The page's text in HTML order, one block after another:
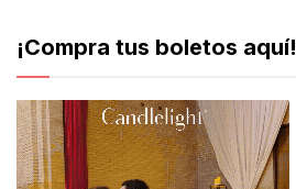
¡Compra tus boletos aquí!